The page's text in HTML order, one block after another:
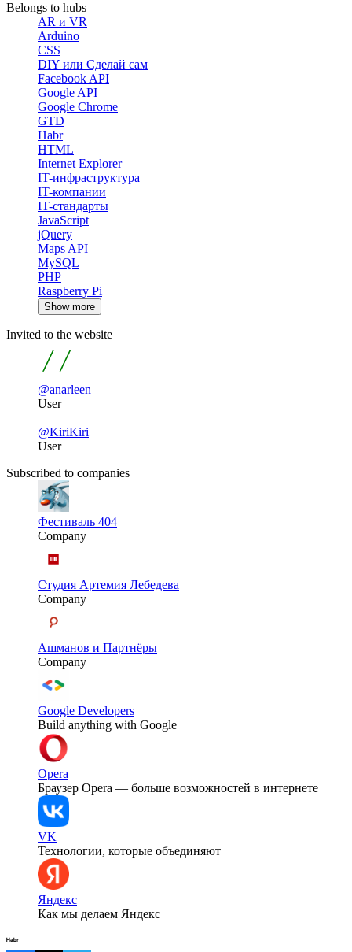
Belongs to hubs
AR и VR
Arduino
CSS
DIY или Сделай сам
Facebook API
Google API
Google Chrome
GTD
Habr
HTML
Internet Explorer
IT-инфраструктура
IT-компании
IT-стандарты
JavaScript
jQuery
Maps API
MySQL
PHP
Raspberry Pi
Show more
Invited to the website
@anarleen
User
@KiriKiri
User
Subscribed to companies
Фестиваль 404
Company
Студия Артемия Лебедева
Company
Ашманов и Партнёры
Company
Google Developers
Build anything with Google
Opera
Браузер Opera — больше возможностей в интернете
VK
Технологии, которые объединяют
Яндекс
Как мы делаем Яндекс